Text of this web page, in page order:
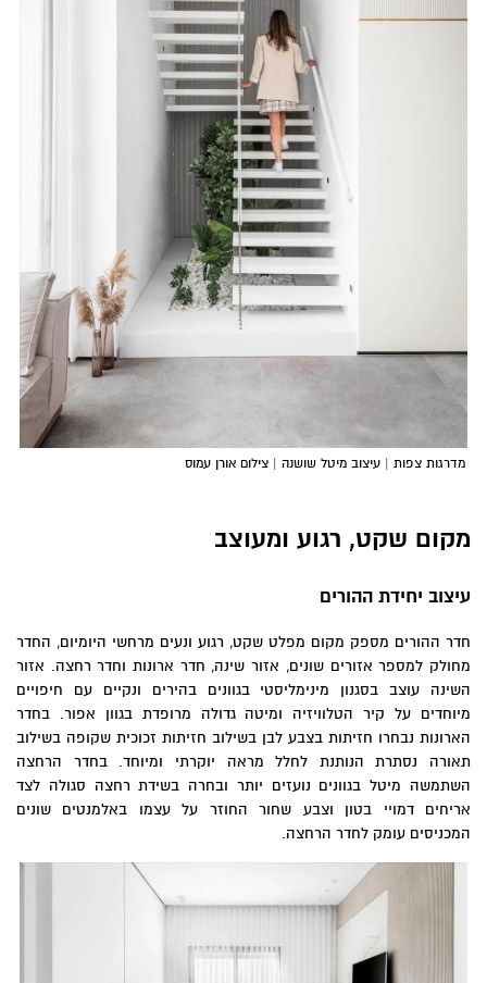
מדרגות צפות | עיצוב מיטל שושנה | צילום אורן עמוס
מקום שקט, רגוע ומעוצב
עיצוב יחידת ההורים
חדר ההורים מספק מקום מפלט שקט, רגוע ונעים מרחשי היומיום, החדר
מחולק למספר אזורים שונים, אזור שינה, חדר ארונות וחדר רחצה. אזור
השינה עוצב בסגנון מינימליסטי בגוונים בהירים ונקיים עם חיפויים
מיוחדים על קיר הטלוויזיה ומיטה גדולה מרופדת בגוון אפור. בחדר
הארונות נבחרו חזיתות בצבע לבן בשילוב חזיתות זכוכית שקופה בשילוב
תאורה נסתרת הנותנת לחלל מראה יוקרתי ומיוחד. בחדר הרחצה
השתמשה מיטל בגוונים נועזים יותר ובחרה בשידת רחצה סגולה לצד
אריחים דמויי בטון וצבע שחור החוזר על עצמו באלמנטים שונים
המכניסים עומק לחדר הרחצה.